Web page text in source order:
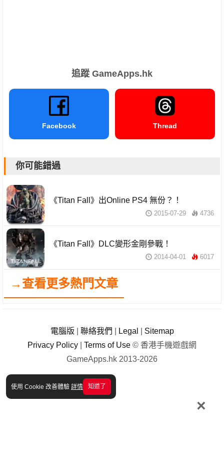
使用 Cookie 改善體驗 詳情 知道了
×
追蹤 GameApps.hk
Facebook Thread
你可能錯過
《Titan Fall》出Online PS4 無份？！
2015-07-29 4736
《Titan Fall》DLC變形金剛參戰！
2014-04-01 6017
→查看更多熱門文章
電腦版 聯絡我們 Legal
Sitemap
Privacy Policy
Terms of Use © 香港手機遊戲網
GameApps.hk 2013-2026